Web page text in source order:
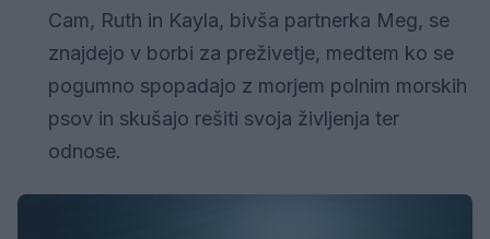
Cam, Ruth in Kayla, bivša partnerka Meg, se
znajdejo v borbi za preživetje, medtem ko se
pogumno spopadajo z morjem polnim morskih
psov in skušajo rešiti svoja življenja ter
odnose.